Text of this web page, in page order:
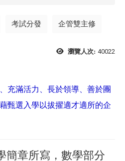
考試分發 企管雙主修
瀏覽人次: 40022
充滿活力、長於領導、善於團
甄選入學以拔擢適才適所的企
簡章所寫，數學部分